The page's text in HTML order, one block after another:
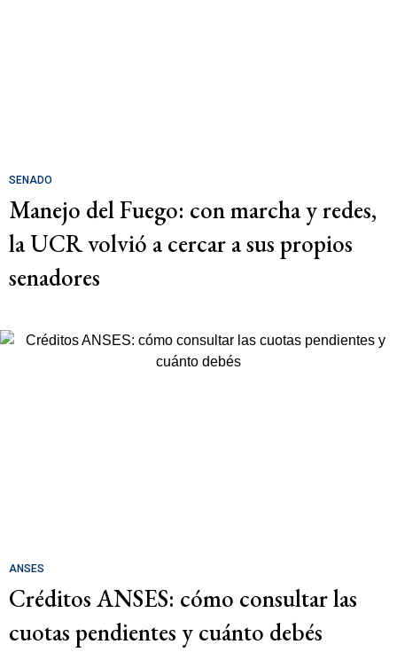
SENADO
Manejo del Fuego: con marcha y redes,
la UCR volvió a cercar a sus propios
senadores
ANSES
Créditos ANSES: cómo consultar las
cuotas pendientes y cuánto debés